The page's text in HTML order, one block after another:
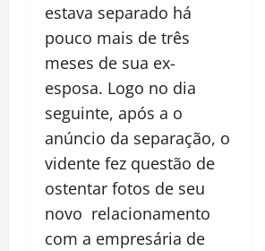
estava separado há
pouco mais de três
meses de sua ex-
esposa. Logo no dia
seguinte, após a o
anúncio da separação, o
vidente fez questão de
ostentar fotos de seu
novo relacionamento
com a empresária de